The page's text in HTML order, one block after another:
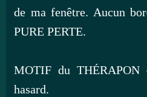
de ma fenêtre. Aucun
PURE PERTE.
MOTIF du
hasard.